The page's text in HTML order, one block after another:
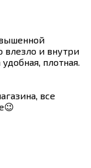
влезло и внутри
плотная.
все